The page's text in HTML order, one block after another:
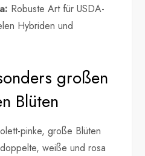
Robuste Art für USDA-
Hybriden und
großen
Blüten
pinke, große Blüten
weiße und rosa